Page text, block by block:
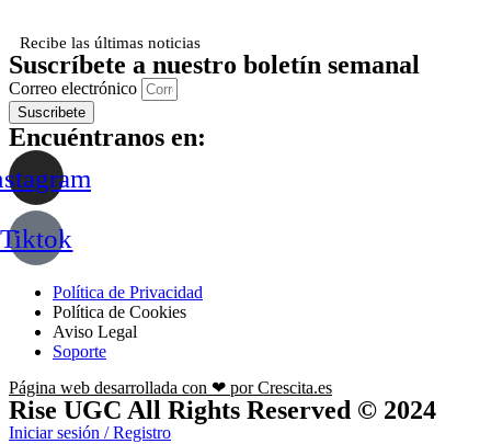
Recibe las últimas noticias
Suscríbete a nuestro boletín semanal
Correo electrónico
Suscribete
Encuéntranos en:
Tiktok
Política de Privacidad
Política de Cookies
Aviso Legal
Soporte
Página web desarrollada con ❤ por Crescita.es
Rise UGC All Rights Reserved © 2024
Iniciar sesión / Registro